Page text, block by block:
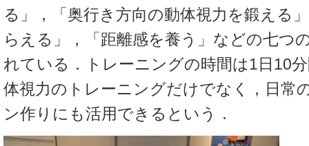
る」，「奥行き方向の動体視力を鍛える
らえる」，「距離感を養う」などの七つ
れている．トレーニングの時間は1日10
体視力のトレーニングだけでなく，日常
ン作りにも活用できるという．